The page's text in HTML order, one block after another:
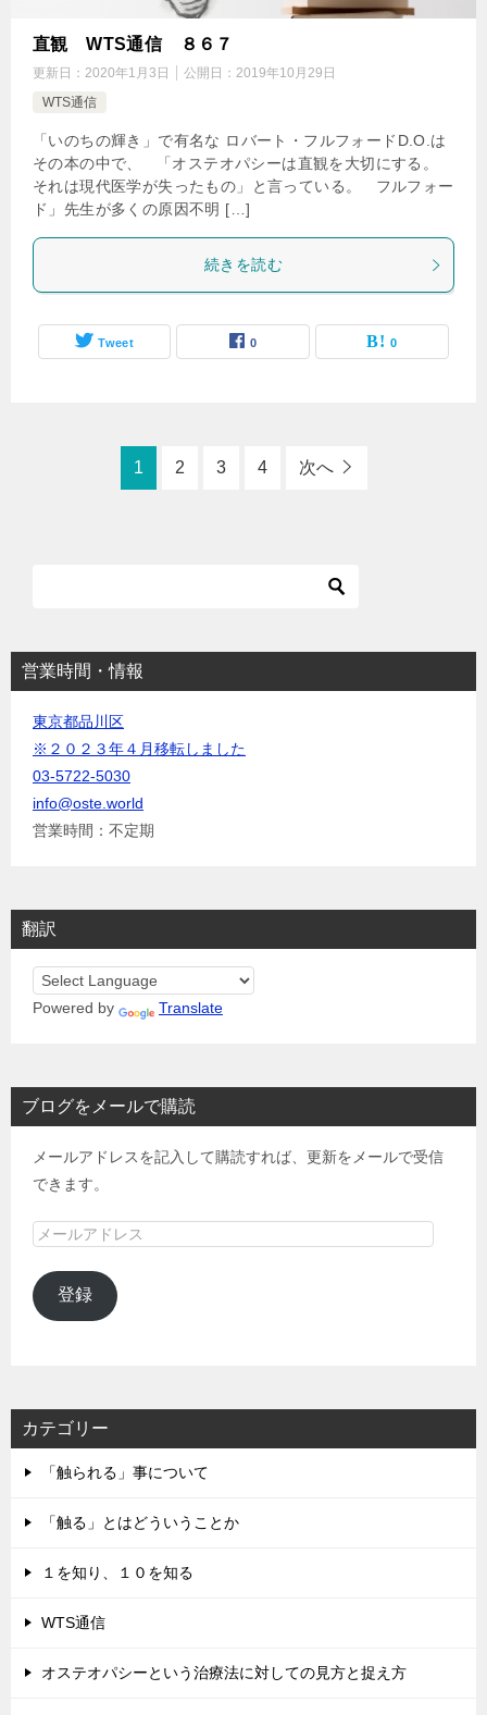
直観 WTS通信 ８６７
更新日： 2020年1月3日 公開日： 2019年10月29日
WTS通信
「いのちの輝き」で有名な ロバート・フルフォードD.O.は
その本の中で、 「オステオパシーは直観を大切にする。
それは現代医学が失ったもの」と言っている。 フルフォー
ド」先生が多くの原因不明 […]
続きを読む
Tweet 0 0
1 2 3 4 次へ
営業時間・情報
東京都品川区
※２０２３年４月移転しました
03-5722-5030
info@oste.world
営業時間：不定期
翻訳
Powered by Translate
ブログをメールで購読
メールアドレスを記入して購読すれば、更新をメールで受信
できます。
メ
ル
ア
登録
カテゴリー
「触られる」事について
「触る」とはどういうことか
１を知り、１０を知る
WTS通信
オステオパシーという治療法に対しての見方と捉え方